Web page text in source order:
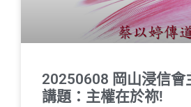
20250608 岡山浸信
講題：主權在於祢!